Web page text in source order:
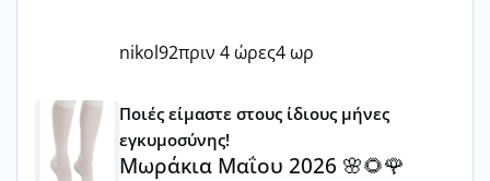
nikol92πριν 4 ώρες4 ωρ
Μωράκια Μαΐου 2026 🌸🌻🌹
Ποιές είμαστε στους ίδιους μήνες
εγκυμοσύνης!
Μωράκια Μαΐου 2026 🌸🌻🌹